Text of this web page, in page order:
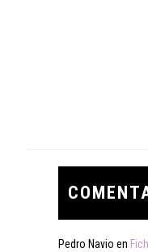
Pedro Navio en